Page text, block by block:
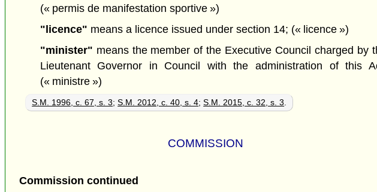
(« permis de manifestation sportive »)
"licence" means a licence issued under section 14; (« licence »)
"minister" means the member of the Executive Council charged by
Lieutenant Governor in Council with the administration of this
(« ministre »)
S.M. 1996, c. 67, s. 3;S.M. 2012, c. 40, s. 4;S.M. 2015, c. 32, s. 3.
COMMISSION
Commission continued